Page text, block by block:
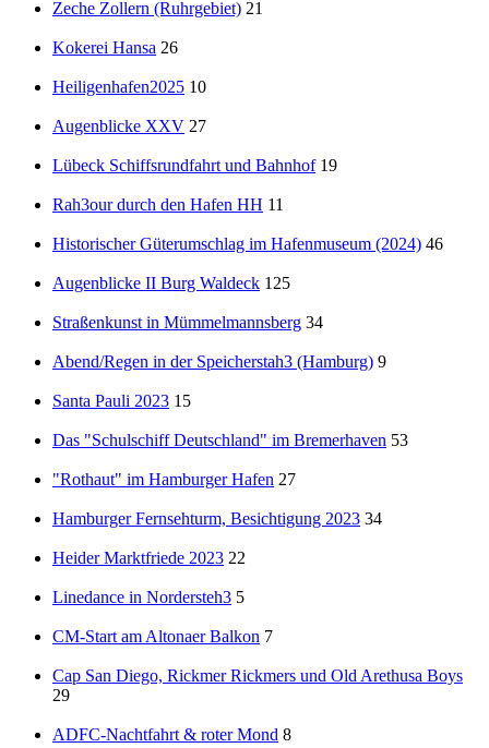
Zeche Zollern (Ruhrgebiet) 21
Kokerei Hansa 26
Heiligenhafen2025 10
Augenblicke XXV 27
Lübeck Schiffsrundfahrt und Bahnhof 19
Rah3our durch den Hafen HH 11
Historischer Güterumschlag im Hafenmuseum (2024) 46
Augenblicke II Burg Waldeck 125
Straßenkunst in Mümmelmannsberg 34
Abend/Regen in der Speicherstah3 (Hamburg) 9
Santa Pauli 2023 15
Das "Schulschiff Deutschland" im Bremerhaven 53
"Rothaut" im Hamburger Hafen 27
Hamburger Fernsehturm, Besichtigung 2023 34
Heider Marktfriede 2023 22
Linedance in Nordersteh3 5
CM-Start am Altonaer Balkon 7
Cap San Diego, Rickmer Rickmers und Old Arethusa Boys
29
ADFC-Nachtfahrt & roter Mond 8